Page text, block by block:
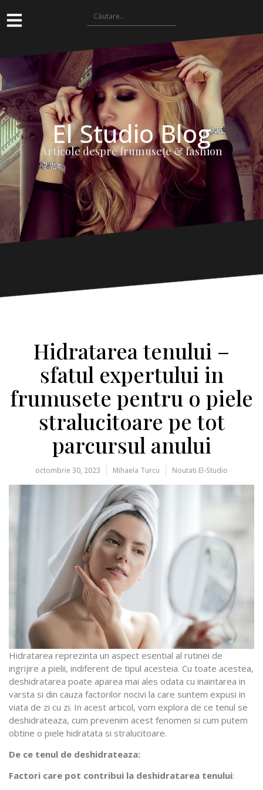
El Studio Blog
Articole despre frumuseţe & fashion
Hidratarea tenului –
sfatul expertului in
frumusete pentru o piele
stralucitoare pe tot
parcursul anului
octombrie 30, 2023 Mihaela Turcu Noutati El-Studio
Hidratarea reprezinta un aspect esential al rutinei de
ingrijire a pielii, indiferent de tipul acesteia. Cu toate acestea,
deshidratarea poate aparea mai ales odata cu inaintarea in
varsta si din cauza factorilor nocivi la care suntem expusi in
viata de zi cu zi. In acest articol, vom explora de ce tenul se
deshidrateaza, cum prevenim acest fenomen si cum putem
obtine o piele hidratata si stralucitoare.
De ce tenul de deshidrateaza:
Factori care pot contribui la deshidratarea tenului: